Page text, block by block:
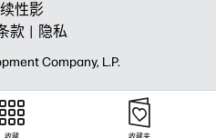
性影
款 | 隐私
Company, L.P.
收藏 收藏夹